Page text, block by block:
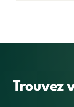
Trouvez